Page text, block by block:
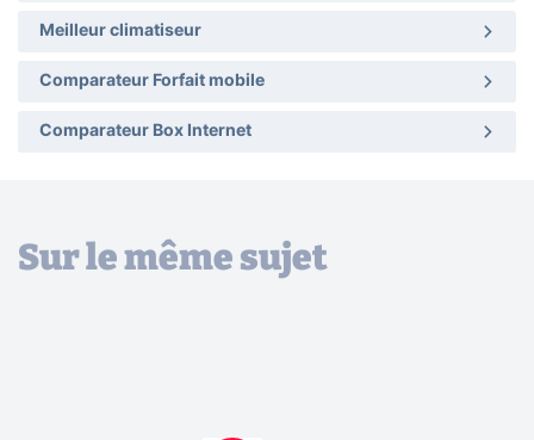
Meilleur climatiseur
Comparateur Forfait mobile
Comparateur Box Internet
Sur le même sujet